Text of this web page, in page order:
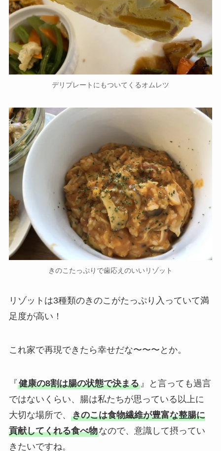
デリプレートにもついてくるオムレツ
きのこたっぷりで歯応えのいいリゾット
リゾットは3種類のきのこがたっぷり入っていて満
足度が高い！
これ家で再現できたら幸せだな〜〜〜とか。
『健康の8割は腸の状態で決まる』と言っても過言
ではないくらい、腸は私たちが思っている以上に
大切な場所で、 きのこは食物繊維が豊富な整腸に
貢献してくれる食べ物なので、意識して摂ってい
きたいですね。